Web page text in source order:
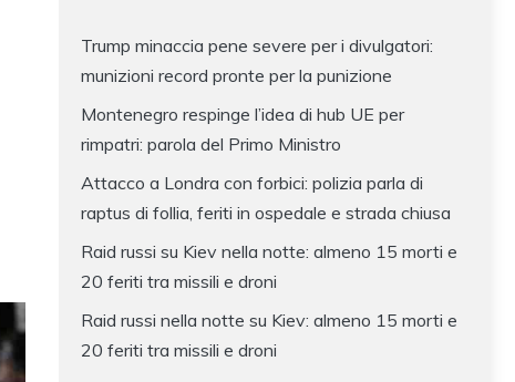
Trump minaccia pene severe per i divulgatori:
munizioni record pronte per la punizione
Montenegro respinge l’idea di hub UE per
rimpatri: parola del Primo Ministro
Attacco a Londra con forbici: polizia parla di
raptus di follia, feriti in ospedale e strada chiusa
Raid russi su Kiev nella notte: almeno 15 morti e
20 feriti tra missili e droni
Raid russi nella notte su Kiev: almeno 15 morti e
20 feriti tra missili e droni